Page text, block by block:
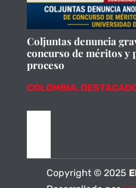
Coljuntas denuncia
concurso de méritos y
proceso
COLOMBIA,
Copyright © 2025